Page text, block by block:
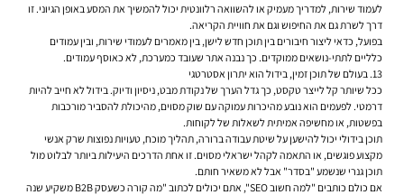
לעמוד שירות, למדריך מעמיק או להשוואה רלוונטית יכול להמשיך את המסע באופן הגיוני. זו
דרך לשרת גם את החיפוש וגם את חוויית הקריאה.
בפועל, כדאי ליצור חיבורים בין תוכן חדש לישן, בין מאמרים לעמודי שירות, ובין עמודים
כלליים לתתי-נושאים ממוקדים. כך נבנה אתר שעובד כמערכת, לא כאוסף עמודים.
13. בעולם של תוכן זמין, בידול הוא יתרון אסטרטגי
ככל שיותר קל לייצר טקסט, כך גדל הערך של נקודת מבט, ניסיון ודיוק. בידול לא חייב להיות
דרמטי. לפעמים הוא נובע מהיכרות עמוקה עם שוק מסוים, מהיכולת להסביר מורכבות
בפשטות, או מחשיפה אמיתית לשאלות של לקוחות.
תוכן בידולי יכול להישען על שיטת עבודה ברורה, תהליך מוכח, טעויות נפוצות שרק אנשי
מקצוע פוגשים, או התאמה לקהל ישראלי מסוים. זו אחת הדרכים היעילות ביותר לבלוט מול
תוכן גנרי שנשמע "בסדר" אבל לא משאיר חותם.
אם כולם כותבים "למה חשוב SEO", אתם יכולים לכתוב "מה קורה כשעסק B2B משקיע שנה